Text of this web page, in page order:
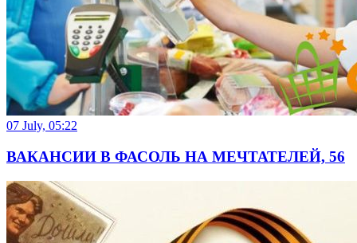
07 July, 05:22
ВАКАНСИИ В ФАСОЛЬ НА МЕЧТАТЕЛЕЙ, 56